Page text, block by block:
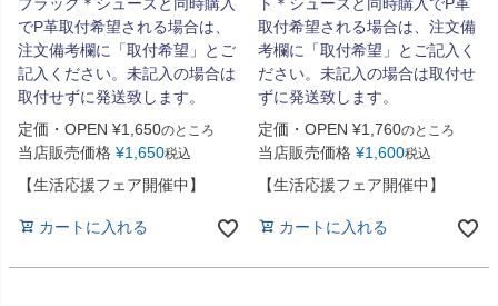
でP革取付希望される場合は、
注文備考欄に「取付希望」とご
記入ください。未記入の場合は
取付せずに発送致します。
定価・OPEN ¥1,650のところ
当店販売価格 ¥1,650税込
【生活応援フェア開催中】
カートに入れる
取付希望される場合は、注文備
考欄に「取付希望」とご記入く
ださい。未記入の場合は取付せ
ずに発送致します。
定価・OPEN ¥1,760のところ
当店販売価格 ¥1,600税込
【生活応援フェア開催中】
カートに入れる